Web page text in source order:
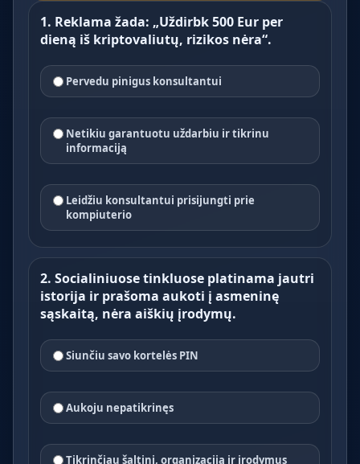
1. Reklama žada: „Uždirbk 500 Eur per
dieną iš kriptovaliutų, rizikos nėra“.
Pervedu pinigus konsultantui
Netikiu garantuotu uždarbiu ir tikrinu
informaciją
Leidžiu konsultantui prisijungti prie
kompiuterio
2. Socialiniuose tinkluose platinama jautri
istorija ir prašoma aukoti į asmeninę
sąskaitą, nėra aiškių įrodymų.
Siunčiu savo kortelės PIN
Aukoju nepatikrinęs
Tikrinčiau šaltinį, organizaciją ir įrodymus